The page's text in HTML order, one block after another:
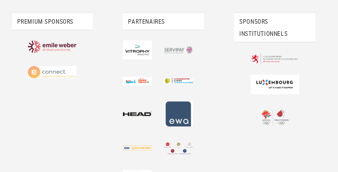
PREMIUM SPONSORS PARTENAIRES
SPONSORS
INSTITUTIONNELS